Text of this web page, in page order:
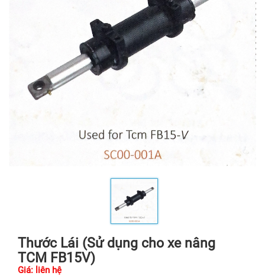
Thước Lái (Sử dụng cho xe nâng
TCM FB15V)
Giá: liên hệ